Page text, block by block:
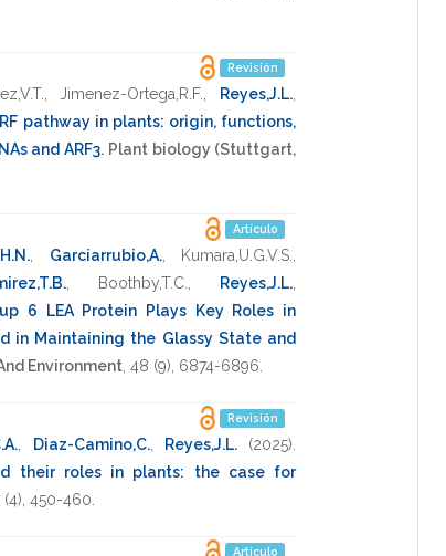
Revisión
Jimenez-Ortega,R.F. Reyes,J.L.
pathway in plants: origin, functions,
and ARF3. Plant biology (Stuttgart,
Artículo
Garciarrubio,A., Kumara,U.G.V.S.
Boothby,T.C. Reyes,J.L.
6 LEA Protein Plays Key Roles in
in Maintaining the Glassy State and
Environment 48 (9), 6874-6896
Revisión
Diaz-Camino,C., Reyes,J.L. (2025)
their roles in plants: the case for
(4), 450-460
Artículo